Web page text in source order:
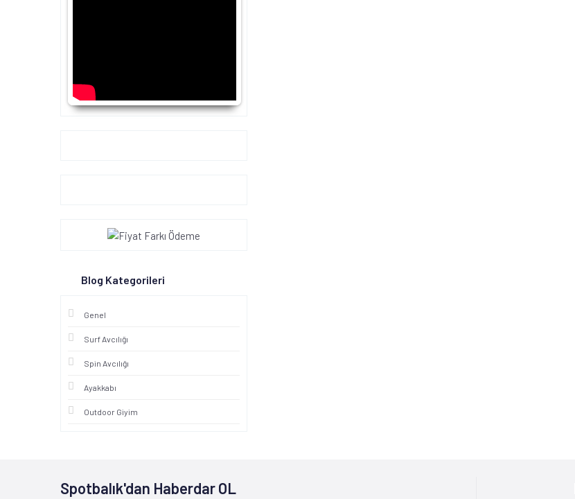
Blog Kategorileri
Genel
Surf Avcılığı
Spin Avcılığı
Ayakkabı
Outdoor Giyim
Spotbalık'dan Haberdar OL